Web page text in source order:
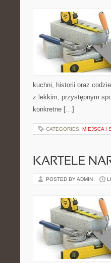
kuchni, historii oraz
z lekkim, przystępnym
konkretne […]
CATEGORIES: MIEJSCA I
KARTELE
POSTED BY ADMIN